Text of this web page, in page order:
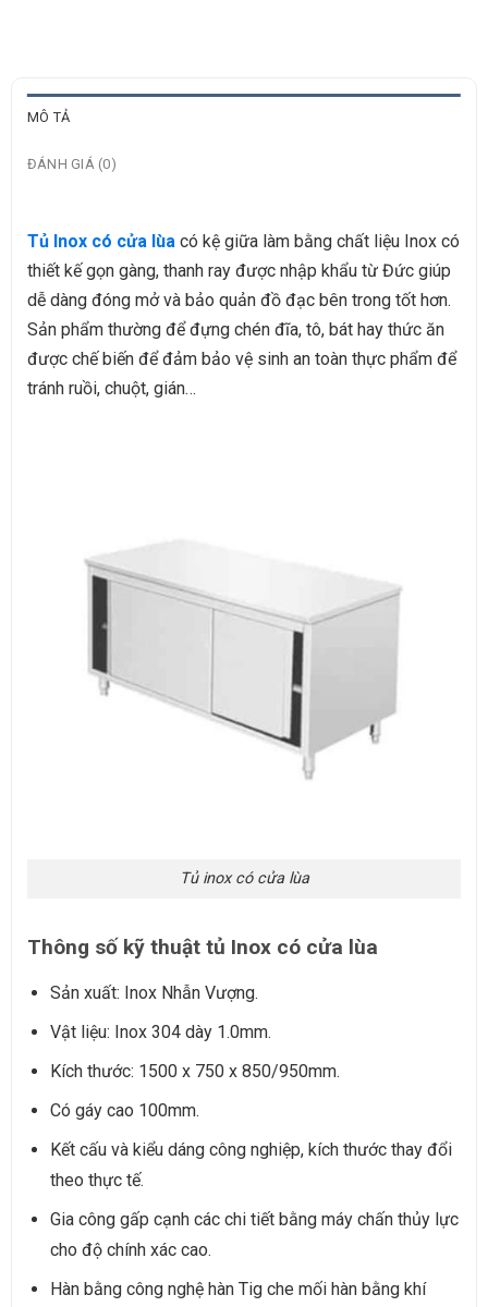
MÔ TẢ
ĐÁNH GIÁ (0)
Tủ Inox có cửa lùacó kệ giữa làm bằng chất liệu Inox có
thiết kế gọn gàng, thanh ray được nhập khẩu từ Đức giúp
dễ dàng đóng mở và bảo quản đồ đạc bên trong tốt hơn.
Sản phẩm thường để đựng chén đĩa, tô, bát hay thức ăn
được chế biến để đảm bảo vệ sinh an toàn thực phẩm để
tránh ruồi, chuột, gián…
Tủ inox có cửa lùa
Thông số kỹ thuật tủ Inox có cửa lùa
Sản xuất: Inox Nhẫn Vượng.
Vật liệu: Inox 304 dày 1.0mm.
Kích thước: 1500 x 750 x 850/950mm.
Có gáy cao 100mm.
Kết cấu và kiểu dáng công nghiệp, kích thước thay đổi
theo thực tế.
Gia công gấp cạnh các chi tiết bằng máy chấn thủy lực
cho độ chính xác cao.
Hàn bằng công nghệ hàn Tig che mối hàn bằng khí